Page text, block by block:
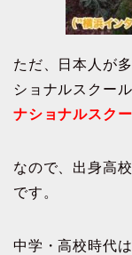
ただ、日本人が
ショナルスクー
ナショナルスク
なので、出身高
です。
中学・高校時代